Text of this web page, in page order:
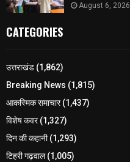
August 6, 2026
CATEGORIES
उत्तराखंड (1,862)
Breaking News (1,815)
आकस्मिक समाचार(1,437)
विशेष कवर(1,327)
दिन की कहानी(1,293)
टिहरी गढ़वाल(1,005)